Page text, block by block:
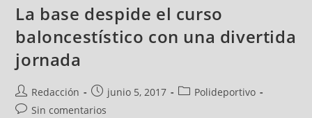
La base despide el curso
baloncestístico con una divertida
jornada
Redacción junio 5, 2017
Polideportivo
Sin comentarios